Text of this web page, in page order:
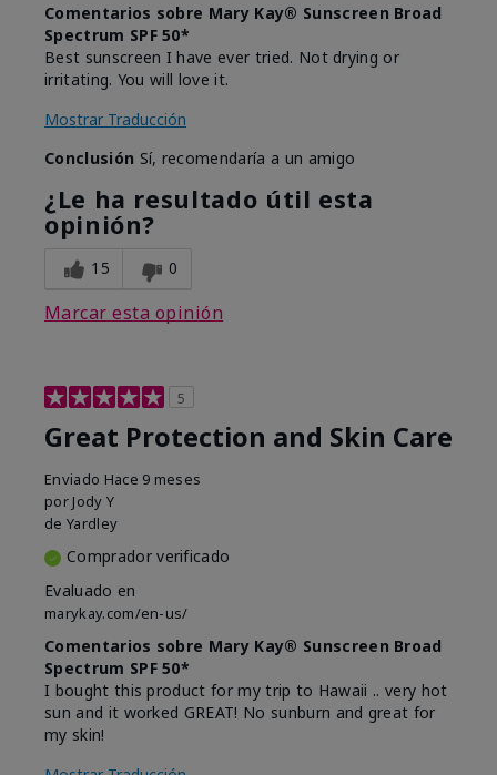
Comentarios sobre Mary Kay® Sunscreen Broad
Spectrum SPF 50*
Best sunscreen I have ever tried. Not drying or
irritating. You will love it.
Mostrar Traducción
Conclusión Sí, recomendaría a un amigo
¿Le ha resultado útil esta
opinión?
15 0
Marcar esta opinión
5
Great Protection and Skin Care
Enviado Hace 9 meses
por Jody Y
de Yardley
Comprador verificado
Evaluado en
marykay.com/en-us/
Comentarios sobre Mary Kay® Sunscreen Broad
Spectrum SPF 50*
I bought this product for my trip to Hawaii .. very hot
sun and it worked GREAT! No sunburn and great for
my skin!